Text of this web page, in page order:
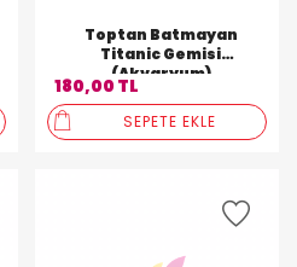
Toptan Batmayan
Titanic Gemisi
(Akvaryum)
180,00 TL
SEPETE EKLE